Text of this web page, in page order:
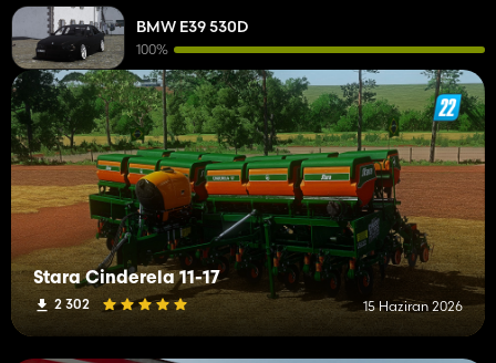
Stara Cinderela 11-17
2 302 15 Haziran 2026
BMW E39 530D
100%